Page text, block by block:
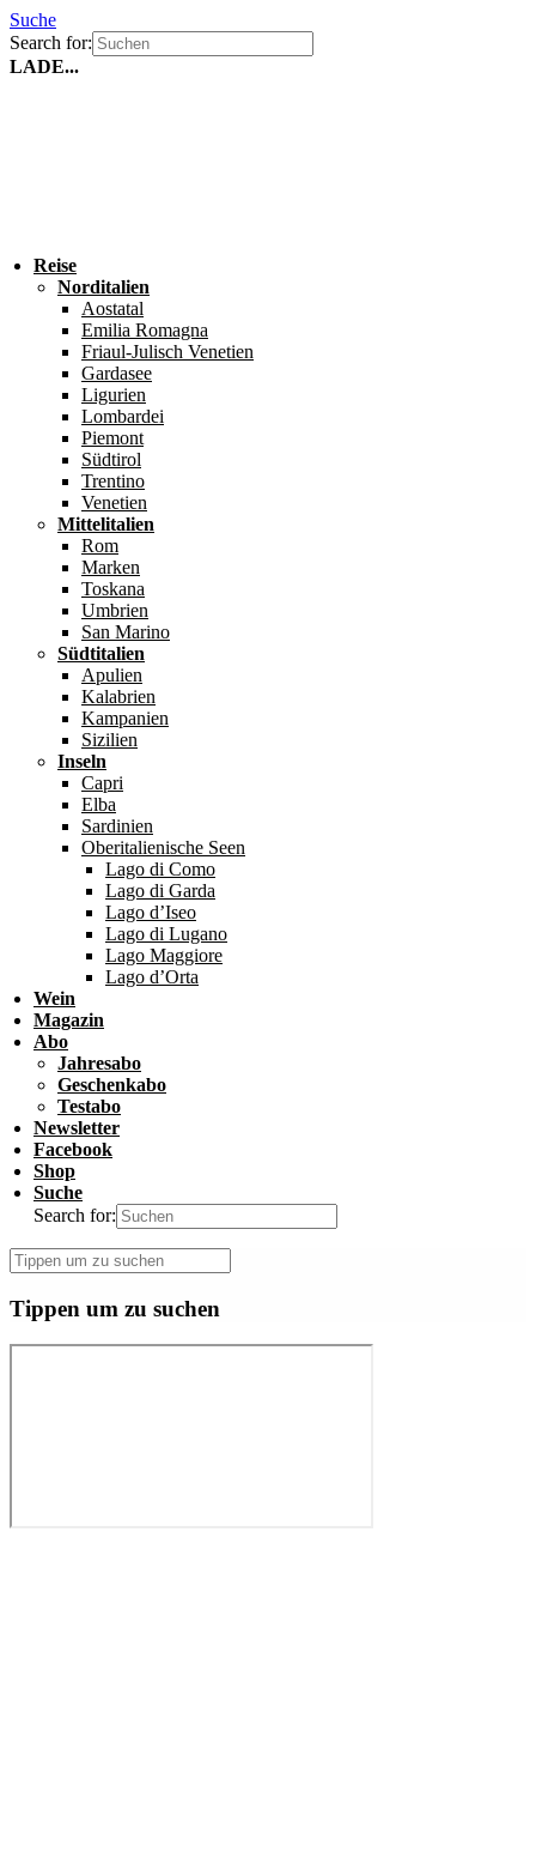
Suche
Search for:
LADE...
Reise
Norditalien
Aostatal
Emilia Romagna
Friaul-Julisch Venetien
Gardasee
Ligurien
Lombardei
Piemont
Südtirol
Trentino
Venetien
Mittelitalien
Rom
Marken
Toskana
Umbrien
San Marino
Südtitalien
Apulien
Kalabrien
Kampanien
Sizilien
Inseln
Capri
Elba
Sardinien
Oberitalienische Seen
Lago di Como
Lago di Garda
Lago d’Iseo
Lago di Lugano
Lago Maggiore
Lago d’Orta
Wein
Magazin
Abo
Jahresabo
Geschenkabo
Testabo
Newsletter
Facebook
Shop
Suche
Search for:
Tippen um zu suchen